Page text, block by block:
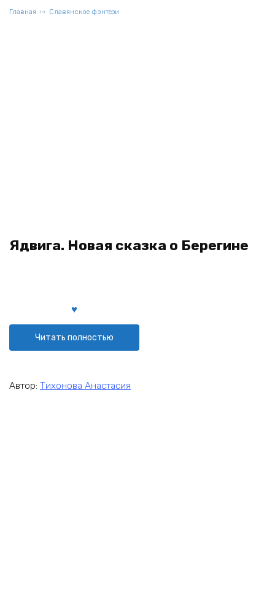
Главная Славянское фэнтези
Ядвига. Новая сказка о Берегине
Читать полностью
Автор: Тихонова Анастасия